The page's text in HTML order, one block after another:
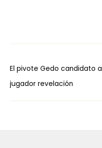
El pivote Gedo candidato a
jugador revelación